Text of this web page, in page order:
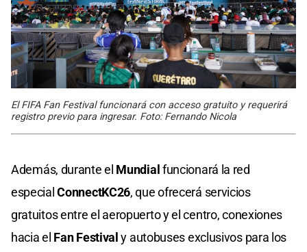
El FIFA Fan Festival funcionará con acceso gratuito y requerirá
registro previo para ingresar. Foto: Fernando Nicola
Además, durante el Mundial funcionará la red
especialConnectKC26, que ofrecerá servicios
gratuitos entre el aeropuerto y el centro, conexiones
hacia el Fan Festival y autobuses exclusivos para los